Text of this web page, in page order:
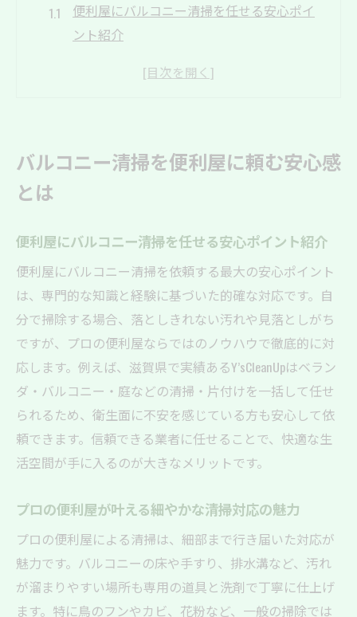
便利屋にバルコニー清掃を任せる安心ポイ
ント紹介
初めてでも安心の便利屋バルコニー清掃の
理由
便利屋によるバルコニー清掃の信頼性を検
証
清潔な暮らしへ導く便利屋のバルコニー対応
便利屋による清潔なバルコニー維持の工夫
と実例
衛生的な生活を実現する便利屋清掃の技術
力
便利屋が提案するバルコニー清掃の最適タ
イミング
ービス
暮らしの快適さを高める便利屋の清掃サポ
ート
害虫・汚れ対策におすすめの便利屋清掃方
バルコニー清掃を便利屋に頼む安心感
とは
便利屋にバルコニー清掃を任せる安心ポイント紹介
便利屋にバルコニー清掃を依頼する最大の安心ポイント
は、専門的な知識と経験に基づいた的確な対応です。自
分で掃除する場合、落としきれない汚れや見落としがち
ですが、プロの便利屋ならではのノウハウで徹底的に対
応します。例えば、滋賀県で実績あるY’sCleanUpはベラン
ダ・バルコニー・庭などの清掃・片付けを一括して任せ
られるため、衛生面に不安を感じている方も安心して依
頼できます。信頼できる業者に任せることで、快適な生
活空間が手に入るのが大きなメリットです。
プロの便利屋が叶える細やかな清掃対応の魅力
プロの便利屋による清掃は、細部まで行き届いた対応が
魅力です。バルコニーの床や手すり、排水溝など、汚れ
が溜まりやすい場所も専用の道具と洗剤で丁寧に仕上げ
ます。特に鳥のフンやカビ、花粉など、一般の掃除では